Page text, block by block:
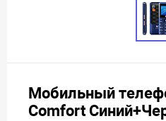
Мобильный
Comfort